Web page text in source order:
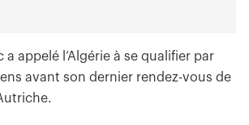
a appelé l’Algérie à se qualifier par
avant son dernier rendez-vous de